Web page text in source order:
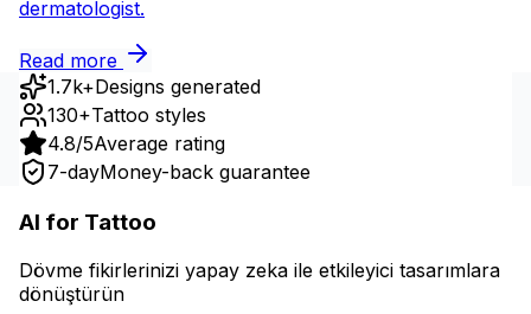
dermatologist.
Read more
1.7k+Designs generated
130+Tattoo styles
4.8/5Average rating
7-dayMoney-back guarantee
AI for Tattoo
Dövme fikirlerinizi yapay zeka ile etkileyici tasarımlara
dönüştürün